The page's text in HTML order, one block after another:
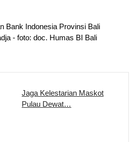
Bank Indonesia Provinsi Bali
- foto: doc. Humas BI Bali
Jaga Kelestarian Maskot
Pulau Dewat…